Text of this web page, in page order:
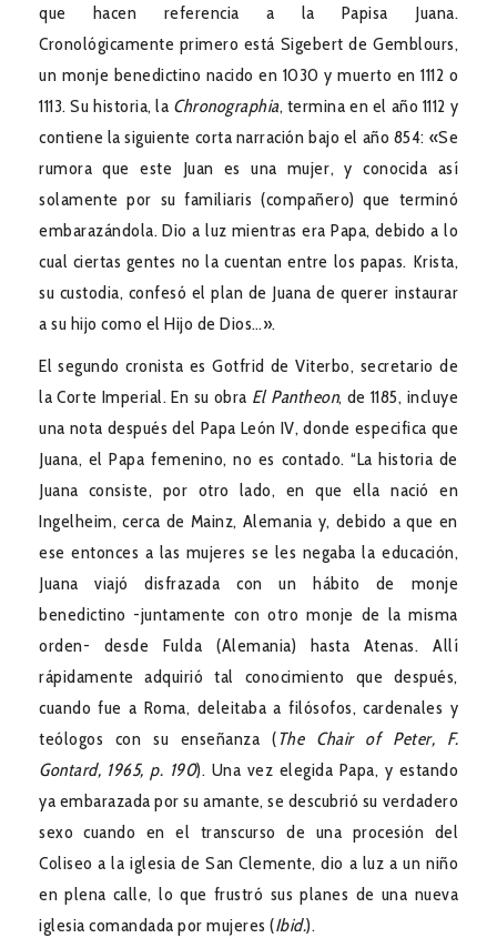
que hacen referencia a la Papisa Juana.
Cronológicamente primero está Sigebert de Gemblours,
un monje benedictino nacido en 1030 y muerto en 1112 o
1113. Su historia, la Chronographia, termina en el año 1112 y
contiene la siguiente corta narración bajo el año 854: «Se
rumora que este Juan es una mujer, y conocida así
solamente por su familiaris (compañero) que terminó
embarazándola. Dio a luz mientras era Papa, debido a lo
cual ciertas gentes no la cuentan entre los papas. Krista,
su custodia, confesó el plan de Juana de querer instaurar
a su hijo como el Hijo de Dios…».
El segundo cronista es Gotfrid de Viterbo, secretario de
la Corte Imperial. En su obra El Pantheon, de 1185, incluye
una nota después del Papa León IV, donde especifica que
Juana, el Papa femenino, no es contado. “La historia de
Juana consiste, por otro lado, en que ella nació en
Ingelheim, cerca de Mainz, Alemania y, debido a que en
ese entonces a las mujeres se les negaba la educación,
Juana viajó disfrazada con un hábito de monje
benedictino -juntamente con otro monje de la misma
orden- desde Fulda (Alemania) hasta Atenas. Allí
rápidamente adquirió tal conocimiento que después,
cuando fue a Roma, deleitaba a filósofos, cardenales y
teólogos con su enseñanza ( The Chair of Peter, F.
Gontard, 1965, p. 190). Una vez elegida Papa, y estando
ya embarazada por su amante, se descubrió su verdadero
sexo cuando en el transcurso de una procesión del
Coliseo a la iglesia de San Clemente, dio a luz a un niño
en plena calle, lo que frustró sus planes de una nueva
iglesia comandada por mujeres (Ibid.).